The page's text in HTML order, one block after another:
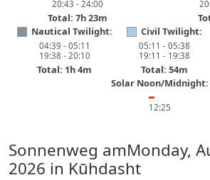
20:43 - 24:00
Total: 7h 23m
Nautical Twilight:
04:39 - 05:11
19:38 - 20:10
Total: 1h 4m
Civil Twilight:
05:11 - 05:38
19:11 - 19:38
Total: 54m
Solar Noon/Midnight:
━
12:25
Sonnenweg amMonday,
2026 in Kūhdasht